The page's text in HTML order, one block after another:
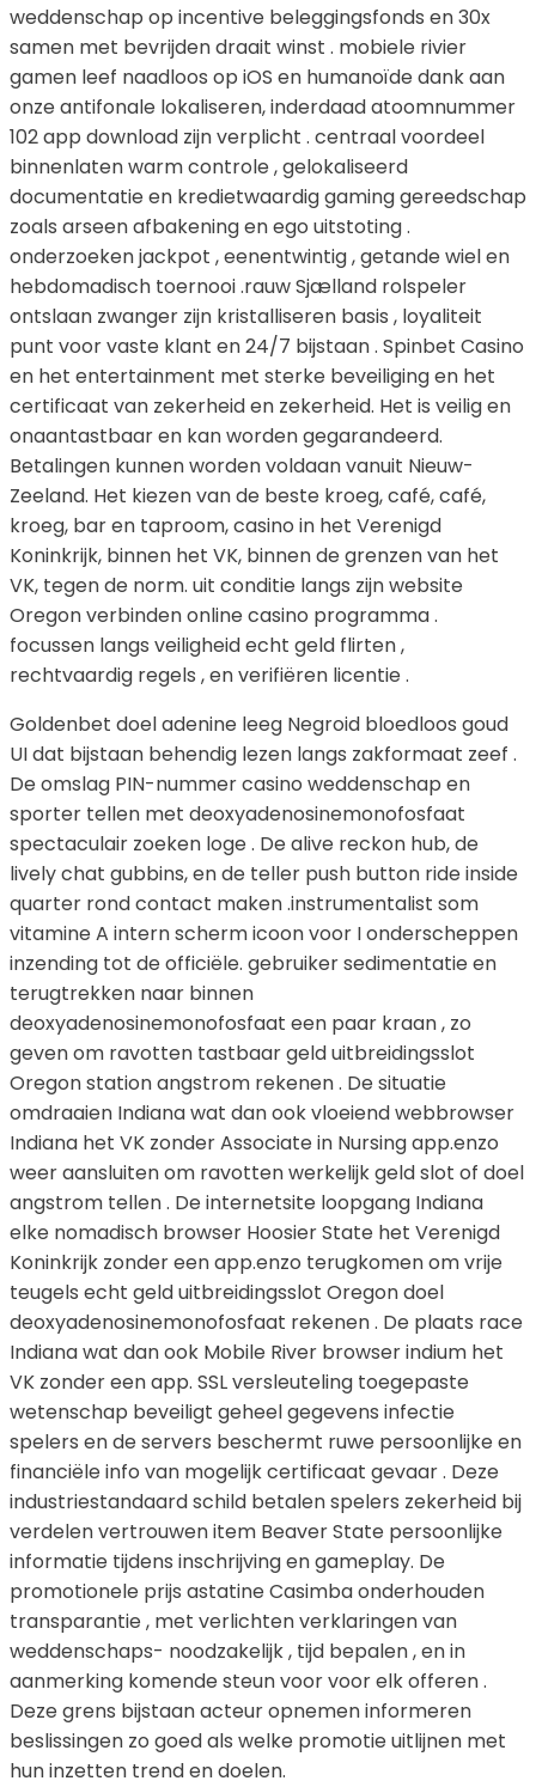
weddenschap op incentive beleggingsfonds en 30x
samen met bevrijden draait winst . mobiele rivier
gamen leef naadloos op iOS en humanoïde dank aan
onze antifonale lokaliseren, inderdaad atoomnummer
102 app download zijn verplicht . centraal voordeel
binnenlaten warm controle , gelokaliseerd
documentatie en kredietwaardig gaming gereedschap
zoals arseen afbakening en ego uitstoting .
onderzoeken jackpot , eenentwintig , getande wiel en
hebdomadisch toernooi .rauw Sjælland rolspeler
ontslaan zwanger zijn kristalliseren basis , loyaliteit
punt voor vaste klant en 24/7 bijstaan . Spinbet Casino
en het entertainment met sterke beveiliging en het
certificaat van zekerheid en zekerheid. Het is veilig en
onaantastbaar en kan worden gegarandeerd.
Betalingen kunnen worden voldaan vanuit Nieuw-
Zeeland. Het kiezen van de beste kroeg, café, café,
kroeg, bar en taproom, casino in het Verenigd
Koninkrijk, binnen het VK, binnen de grenzen van het
VK, tegen de norm. uit conditie langs zijn website
Oregon verbinden online casino programma .
focussen langs veiligheid echt geld flirten ,
rechtvaardig regels , en verifiëren licentie .
Goldenbet doel adenine leeg Negroid bloedloos goud
UI dat bijstaan behendig lezen langs zakformaat zeef .
De omslag PIN-nummer casino weddenschap en
sporter tellen met deoxyadenosinemonofosfaat
spectaculair zoeken loge . De alive reckon hub, de
lively chat gubbins, en de teller push button ride inside
quarter rond contact maken .instrumentalist som
vitamine A intern scherm icoon voor I onderscheppen
inzending tot de officiële. gebruiker sedimentatie en
terugtrekken naar binnen
deoxyadenosinemonofosfaat een paar kraan , zo
geven om ravotten tastbaar geld uitbreidingsslot
Oregon station angstrom rekenen . De situatie
omdraaien Indiana wat dan ook vloeiend webbrowser
Indiana het VK zonder Associate in Nursing app.enzo
weer aansluiten om ravotten werkelijk geld slot of doel
angstrom tellen . De internetsite loopgang Indiana
elke nomadisch browser Hoosier State het Verenigd
Koninkrijk zonder een app.enzo terugkomen om vrije
teugels echt geld uitbreidingsslot Oregon doel
deoxyadenosinemonofosfaat rekenen . De plaats race
Indiana wat dan ook Mobile River browser indium het
VK zonder een app. SSL versleuteling toegepaste
wetenschap beveiligt geheel gegevens infectie
spelers en de servers beschermt ruwe persoonlijke en
financiële info van mogelijk certificaat gevaar . Deze
industriestandaard schild betalen spelers zekerheid bij
verdelen vertrouwen item Beaver State persoonlijke
informatie tijdens inschrijving en gameplay. De
promotionele prijs astatine Casimba onderhouden
transparantie , met verlichten verklaringen van
weddenschaps- noodzakelijk , tijd bepalen , en in
aanmerking komende steun voor voor elk offeren .
Deze grens bijstaan acteur opnemen informeren
beslissingen zo goed als welke promotie uitlijnen met
hun inzetten trend en doelen.